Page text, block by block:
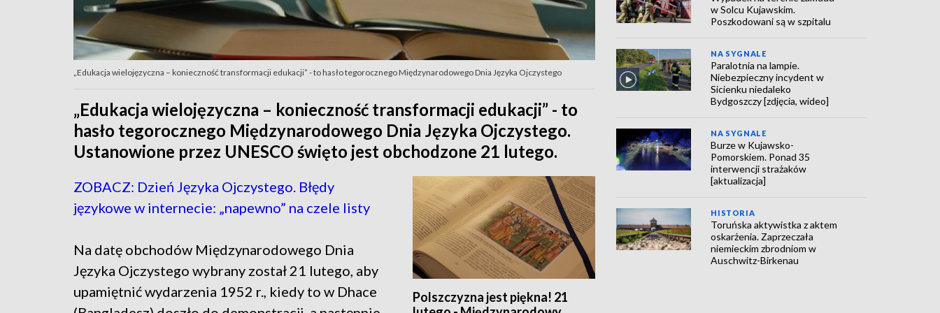
„Edukacja wielojęzyczna – konieczność transformacji edukacji” - to hasło tegorocznego Międzynarodowego Dnia Języka Ojczystego
„Edukacja wielojęzyczna – konieczność transformacji edukacji” - to
hasło tegorocznego Międzynarodowego Dnia Języka Ojczystego.
Ustanowione przez UNESCO święto jest obchodzone 21 lutego.
Polszczyzna jest piękna! 21
ZOBACZ: Dzień Języka Ojczystego. Błędy
językowe w internecie: „napewno” na czele listy
Na datę obchodów Międzynarodowego Dnia
Języka Ojczystego wybrany został 21 lutego, aby
upamiętnić wydarzenia 1952 r., kiedy to w Dhace
w Solcu Kujawskim.
Poszkodowani są w szpitalu
NA SYGNALE
Paralotnia na lampie.
Niebezpieczny incydent w
Sicienku niedaleko
Bydgoszczy [zdjęcia, wideo]
NA SYGNALE
Burze w Kujawsko-
Pomorskiem. Ponad 35
interwencji strażaków
[aktualizacja]
HISTORIA
Toruńska aktywistka z aktem
oskarżenia. Zaprzeczała
niemieckim zbrodniom w
Auschwitz-Birkenau